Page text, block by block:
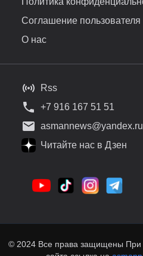
Соглашение пользователя
О нас
Rss
+7 916 167 51 51
asmannews@yandex.ru
Читайте нас в Дзен
© 2024 Все права защищены При